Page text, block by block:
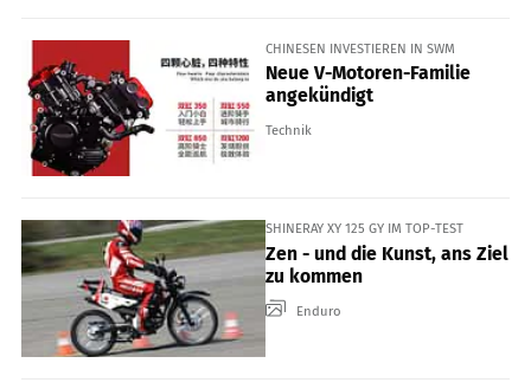
CHINESEN INVESTIEREN IN SWM
Neue V-Motoren-Familie
angekündigt
Technik
SHINERAY XY 125 GY IM TOP-TEST
Zen - und die Kunst, ans Ziel
zu kommen
Enduro